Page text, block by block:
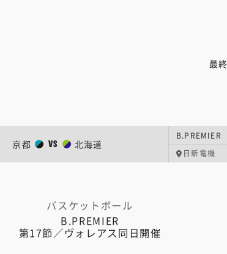
最
京都 VS 北海道
B.PREMIER
日新電機
バスケットボール
B.PREMIER
第17節／ヴォレアス同日開催